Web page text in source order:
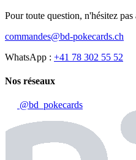
Pour toute question, n'hésitez pas
commandes@bd-pokecards.ch
WhatsApp : +41 78 302 55 52
Nos réseaux
@bd_pokecards